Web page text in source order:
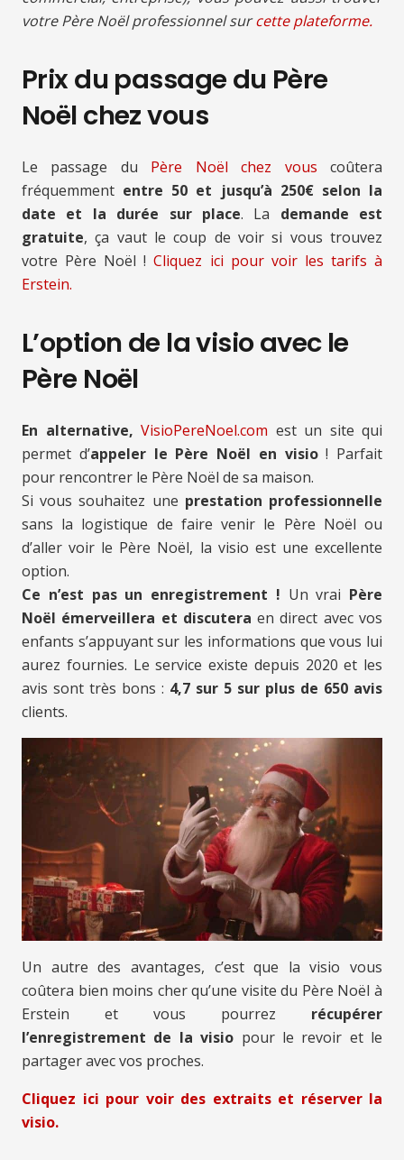
votre Père Noël professionnel surcette plateforme.
Prix du passage du Père
Noël chez vous
Le passage du Père Noël chez vous coûtera
fréquemment entre 50 et jusqu’à 250€ selon la
date et la durée sur place. La demande est
gratuite, ça vaut le coup de voir si vous trouvez
votre Père Noël !Cliquez ici pour voir les tarifs à
Erstein.
L’option de la visio avec le
Père Noël
En alternative, VisioPereNoel.com est un site qui
permet d’appeler le Père Noël en visio! Parfait
pour rencontrer le Père Noël de sa maison.
Si vous souhaitez une prestation professionnelle
sans la logistique de faire venir le Père Noël ou
d’aller voir le Père Noël, la visio est une excellente
option.
Ce n’est pas un enregistrement ! Un vrai Père
Noël émerveillera et discutera en direct avec vos
enfants s’appuyant sur les informations que vous lui
aurez fournies. Le service existe depuis 2020 et les
avis sont très bons : 4,7 sur 5 sur plus de 650 avis
clients.
Un autre des avantages, c’est que la visio vous
coûtera bien moins cher qu’une visite du Père Noël à
Erstein et vous pourrez récupérer
l’enregistrement de la visio pour le revoir et le
partager avec vos proches.
Cliquez ici pour voir des extraits et réserver la
visio.